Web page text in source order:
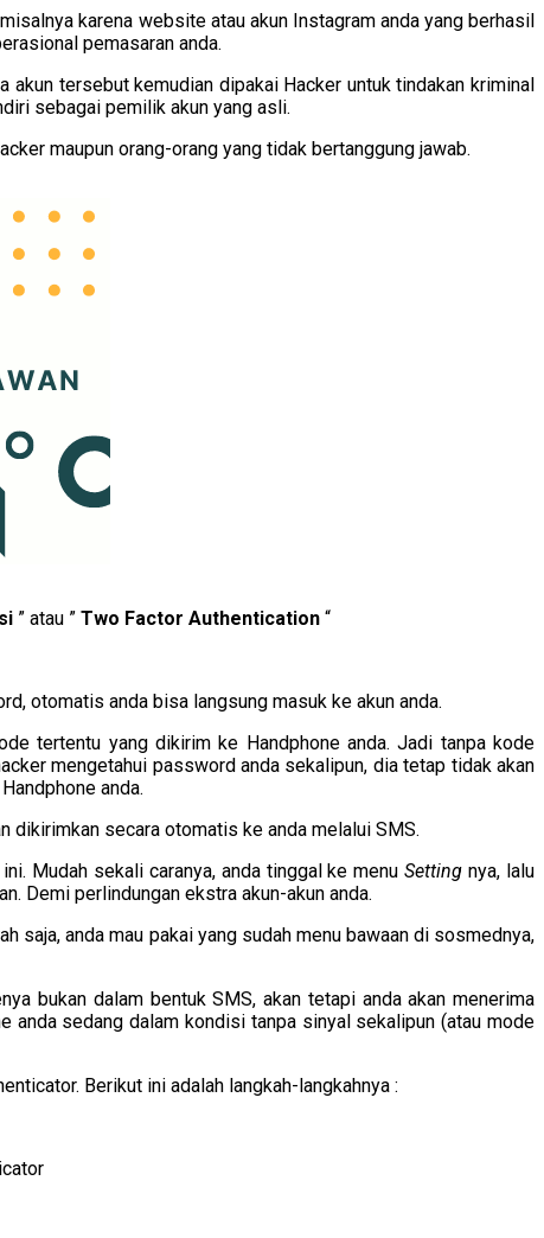
karena website atau akun Instagram anda yang berhasil
pemasaran anda.
akun tersebut kemudian dipakai Hacker untuk tindakan kriminal
sebagai pemilik akun yang asli.
maupun orang-orang yang tidak bertanggung jawab.
” atau ” Two Factor Authentication “
otomatis anda bisa langsung masuk ke akun anda.
tertentu yang dikirim ke Handphone anda. Jadi tanpa kode
mengetahui password anda sekalipun, dia tetap tidak akan
anda.
dikirimkan secara otomatis ke anda melalui SMS.
Mudah sekali caranya, anda tinggal ke menuSetting nya, lalu
Demi perlindungan ekstra akun-akun anda.
saja, anda mau pakai yang sudah menu bawaan di sosmednya,
bukan dalam bentuk SMS, akan tetapi anda akan menerima
sedang dalam kondisi tanpa sinyal sekalipun (atau mode
Berikut ini adalah langkah-langkahnya :